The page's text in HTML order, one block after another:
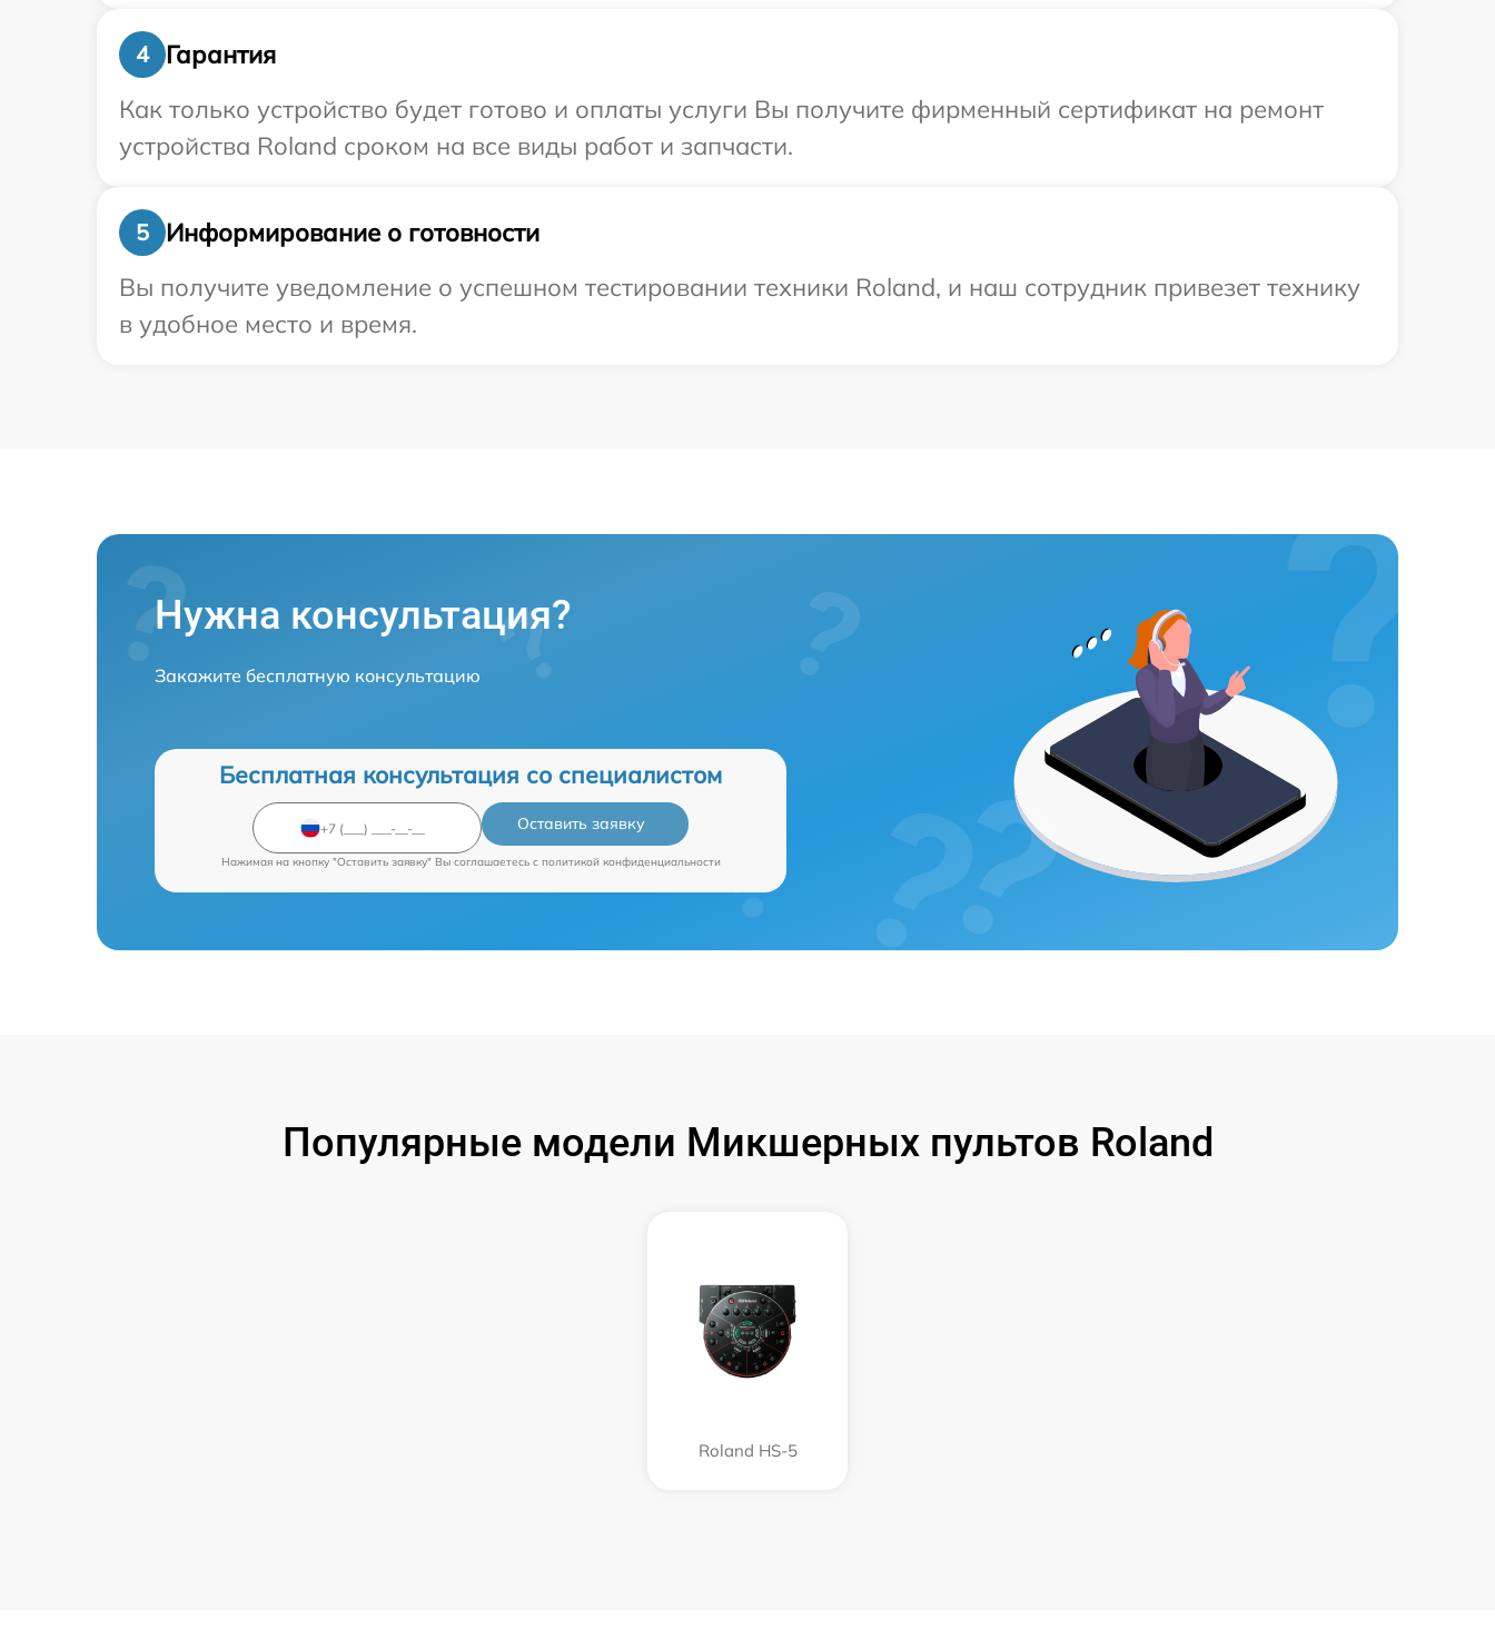
4
Гарантия
Как только устройство будет готово и оплаты услуги Вы получите фирменный сертификат на ремонт
устройства Roland сроком на все виды работ и запчасти.
5
Информирование о готовности
Вы получите уведомление о успешном тестировании техники Roland, и наш сотрудник привезет технику
в удобное место и время.
Нужна консультация?
Закажите бесплатную консультацию
Бесплатная консультация со специалистом
Оставить заявку
Нажимая на кнопку "Оставить заявку" Вы соглашаетесь c политикой конфиденциальности
Популярные модели Микшерных пультов Roland
Roland HS-5